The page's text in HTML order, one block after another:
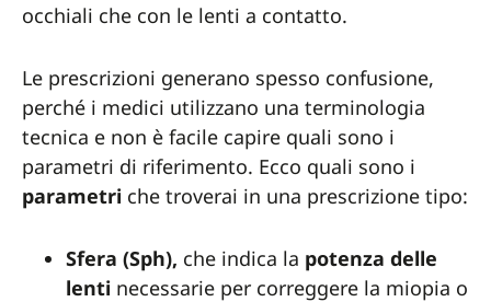
occhiali che con le lenti a contatto.
Le prescrizioni generano spesso confusione,
perché i medici utilizzano una terminologia
tecnica e non è facile capire quali sono i
parametri di riferimento. Ecco quali sono i
parametri che troverai in una prescrizione tipo:
Sfera (Sph), che indica la potenza delle
lenti necessarie per correggere la miopia o